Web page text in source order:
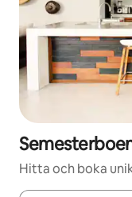
Hitta och boka